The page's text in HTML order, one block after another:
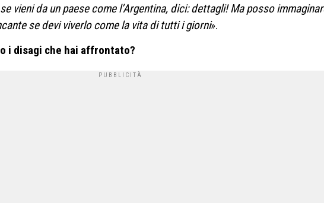
vieni da un paese come l’Argentina, dici: dettagli! Ma posso
se devi viverlo come la vita di tutti i giorni».
i disagi che hai affrontato?